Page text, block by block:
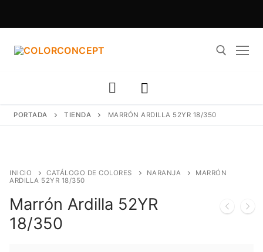
PORTADA TIENDA MARRÓN ARDILLA 52YR 18/350
INICIO CATÁLOGO DE COLORES NARANJA
MARRÓN
ARDILLA 52YR 18/350
Marrón Ardilla 52YR
18/350